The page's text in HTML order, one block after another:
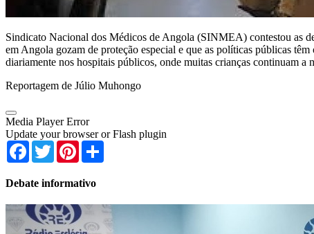
Sindicato Nacional dos Médicos de Angola (SINMEA) contestou as
em Angola gozam de proteção especial e que as políticas públicas
diariamente nos hospitais públicos, onde muitas crianças continuam a
Reportagem de Júlio Muhongo
Media Player Error
Update your browser or Flash plugin
Facebook
TwitterPinterest
Debate informativo